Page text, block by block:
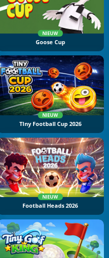
NIEUW
Goose Cup
NIEUW
TIny Football Cup 2026
NIEUW
Football Heads 2026